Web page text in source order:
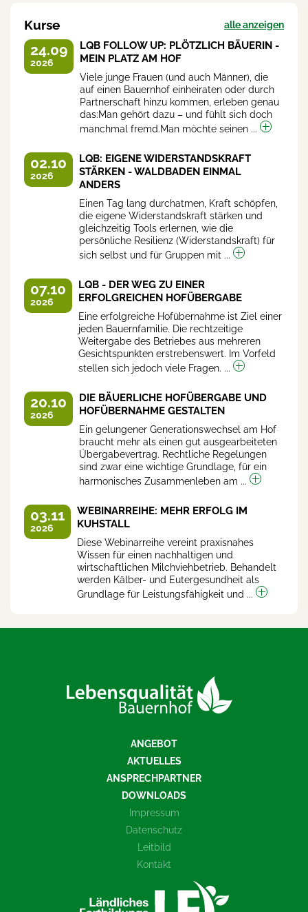
Kurse alle anzeigen
24.09
2026
LQB FOLLOW UP: PLÖTZLICH BÄUERIN -
MEIN PLATZ AM HOF
Viele junge Frauen (und auch Männer), die
auf einen Bauernhof einheiraten oder durch
Partnerschaft hinzu kommen, erleben genau
das:Man gehört dazu – und fühlt sich doch
manchmal fremd.Man möchte seinen ...
02.10
2026
LQB: EIGENE WIDERSTANDSKRAFT
STÄRKEN - WALDBADEN EINMAL
ANDERS
Einen Tag lang durchatmen, Kraft schöpfen,
die eigene Widerstandskraft stärken und
gleichzeitig Tools erlernen, wie die
persönliche Resilienz (Widerstandskraft) für
sich selbst und für Gruppen mit ...
07.10
2026
LQB - DER WEG ZU EINER
ERFOLGREICHEN HOFÜBERGABE
Eine erfolgreiche Hofübernahme ist Ziel einer
jeden Bauernfamilie. Die rechtzeitige
Weitergabe des Betriebes aus mehreren
Gesichtspunkten erstrebenswert. Im Vorfeld
stellen sich jedoch viele Fragen. ...
20.10
2026
DIE BÄUERLICHE HOFÜBERGABE UND
HOFÜBERNAHME GESTALTEN
Ein gelungener Generationswechsel am Hof
braucht mehr als einen gut ausgearbeiteten
Übergabevertrag. Rechtliche Regelungen
sind zwar eine wichtige Grundlage, für ein
harmonisches Zusammenleben am ...
03.11
2026
WEBINARREIHE: MEHR ERFOLG IM
KUHSTALL
Diese Webinarreihe vereint praxisnahes
Wissen für einen nachhaltigen und
wirtschaftlichen Milchviehbetrieb. Behandelt
werden Kälber- und Eutergesundheit als
Grundlage für Leistungsfähigkeit und ...
ANGEBOT
AKTUELLES
ANSPRECHPARTNER
DOWNLOADS
Impressum
Datenschutz
Leitbild
Kontakt